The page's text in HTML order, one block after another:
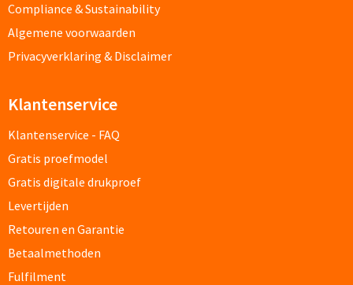
Custom made schrijfblokken
Custom made memoblaadjes
Custom made muismatten
Kantoor artikelen
Bureau onderleggers bedrukken
Bureaulampen bedrukken
Compliance & Sustainability
Algemene voorwaarden
Privacyverklaring & Disclaimer
Klantenservice
Klantenservice - FAQ
Gratis proefmodel
Gratis digitale drukproef
Levertijden
Retouren en Garantie
Betaalmethoden
Fulfilment